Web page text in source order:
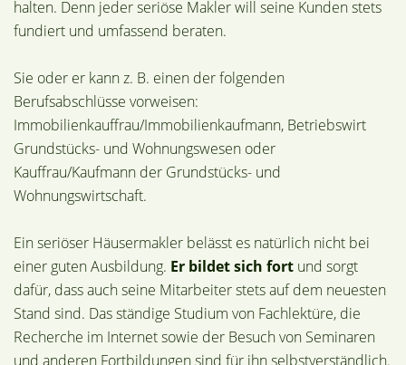
halten. Denn jeder seriöse Makler will seine Kunden stets
fundiert und umfassend beraten.
Sie oder er kann z. B. einen der folgenden
Berufsabschlüsse vorweisen:
Immobilienkauffrau/Immobilienkaufmann, Betriebswirt
Grundstücks- und Wohnungswesen oder
Kauffrau/Kaufmann der Grundstücks- und
Wohnungswirtschaft.
Ein seriöser Häusermakler belässt es natürlich nicht bei
einer guten Ausbildung. Er bildet sich fort und sorgt
dafür, dass auch seine Mitarbeiter stets auf dem neuesten
Stand sind. Das ständige Studium von Fachlektüre, die
Recherche im Internet sowie der Besuch von Seminaren
und anderen Fortbildungen sind für ihn selbstverständlich.